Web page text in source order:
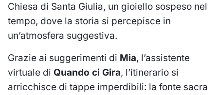
Chiesa di Santa Giulia, un gioiello sospeso nel
tempo, dove la storia si percepisce in
un’atmosfera suggestiva.
Grazie ai suggerimenti di Mia, l’assistente
virtuale di Quando ci Gira, l’itinerario si
arricchisce di tappe imperdibili: la fonte sacra